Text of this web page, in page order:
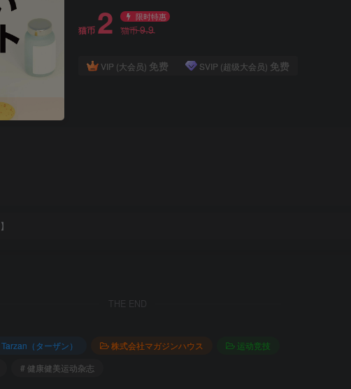
猫币 2 限时特惠
猫币9.9
VIP (大会员) 免费 SVIP (超级大会员) 免费
】
THE END
Tarzan（ターザン） 株式会社マガジンハウス
运动竞技
# 健康健美运动杂志